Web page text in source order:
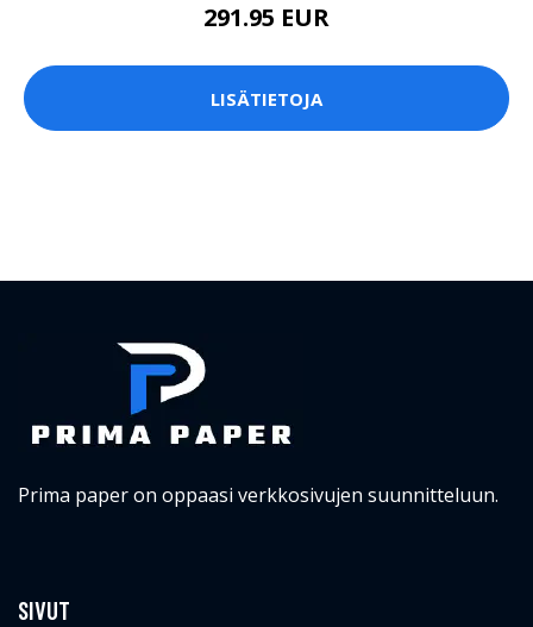
291.95 EUR
LISÄTIETOJA
Prima paper on oppaasi verkkosivujen suunnitteluun.
SIVUT